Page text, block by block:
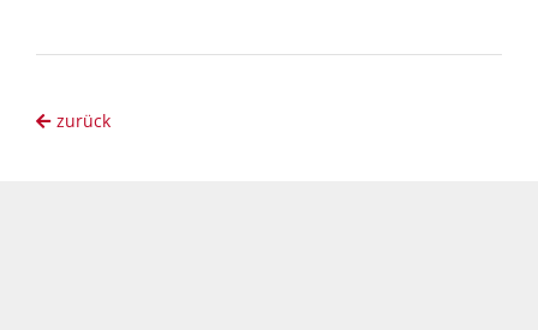
zurück